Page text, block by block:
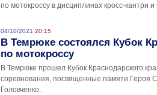
по мотокроссу в дисциплинах кросс-кантри и
04/10/2021 20:15
В Темрюке состоялся Кубок
по мотокроссу
В Темрюке прошел Кубок Краснодарского
соревнования, посвященные памяти Героя
Головченко.